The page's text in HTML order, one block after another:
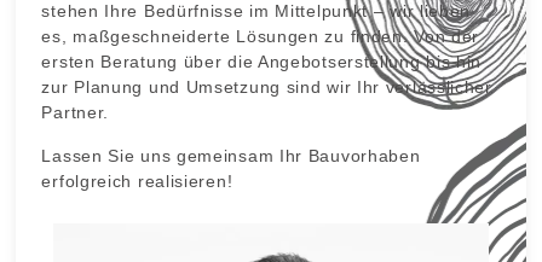
stehen Ihre Bedürfnisse im Mittelpunkt – wir lieben
es, maßgeschneiderte Lösungen zu finden. Von der
ersten Beratung über die Angebotserstellung bis hin
zur Planung und Umsetzung sind wir Ihr verlässlicher
Partner.
Lassen Sie uns gemeinsam Ihr Bauvorhaben
erfolgreich realisieren!